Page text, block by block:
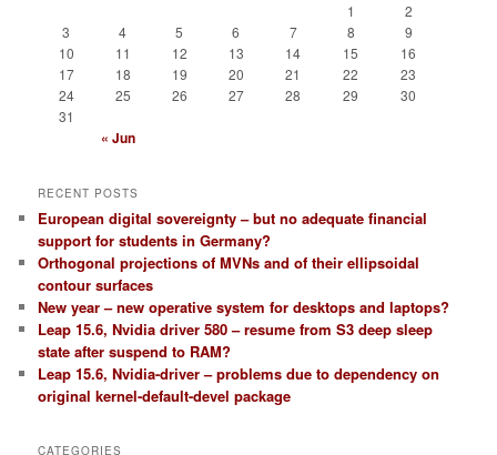
1
2
3
4 5 6 7 8
9
10
11 12 13 14 15
16
17
18 19 20 21 22
23
24
25 26 27 28 29
30
31
« Jun
RECENT POSTS
European digital sovereignty – but no adequate financial
support for students in Germany?
Orthogonal projections of MVNs and of their ellipsoidal
contour surfaces
New year – new operative system for desktops and laptops?
Leap 15.6, Nvidia driver 580 – resume from S3 deep sleep
state after suspend to RAM?
Leap 15.6, Nvidia-driver – problems due to dependency on
original kernel-default-devel package
CATEGORIES